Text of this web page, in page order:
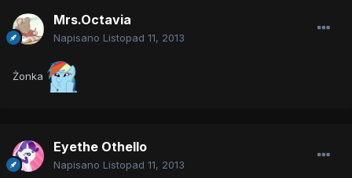
Mrs.Octavia
Napisano Listopad 11, 2013
Żonka
Eyethe Othello
Napisano Listopad 11, 2013